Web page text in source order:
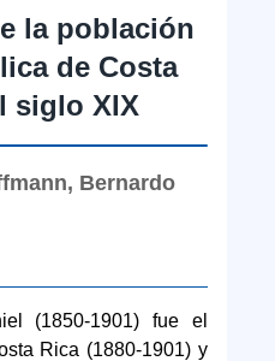
la población
de Costa
siglo XIX
Bernardo
(1850-1901) fue el
Rica (1880-1901) y